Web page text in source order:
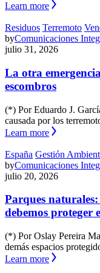
Learn more
Residuos Terremoto
byComunicaciones
julio 31, 2026
La otra
escombros
(*) Por Eduardo J.
causada por los
Learn more
España Gestión
byComunicaciones
julio 20, 2026
Parques
debemos proteger
(*) Por Oslay Pereira
demás espacios
Learn more